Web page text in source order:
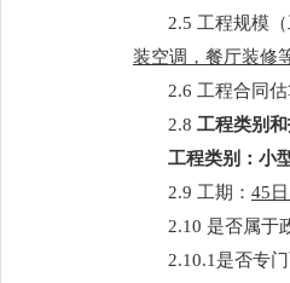
2.5 工程规模
装空调，餐厅装修
2.6 工程合同
2.8 工程类别和
工程类别：小
2.9 工期： 45
2.10 是否属于
2.10.1是否专